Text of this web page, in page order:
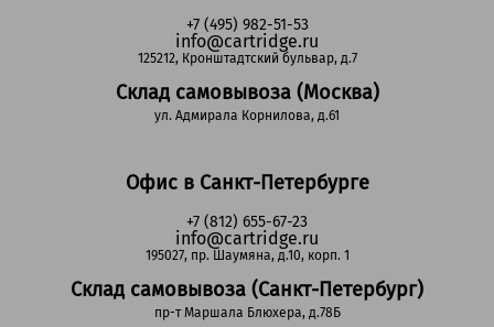
+7 (495) 982-51-53
info@cartridge.ru
125212, Кронштадтский бульвар, д.7
Склад самовывоза (Москва)
ул. Адмирала Корнилова, д.61
Офис в Санкт-Петербурге
+7 (812) 655-67-23
info@cartridge.ru
195027, пр. Шаумяна, д.10, корп. 1
Склад самовывоза (Санкт-Петербург)
пр-т Маршала Блюхера, д.78Б